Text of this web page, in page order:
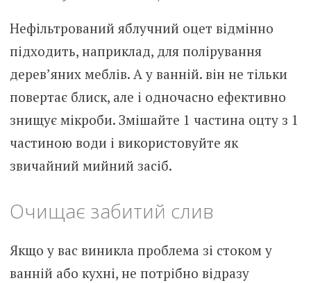
Нефільтрований яблучний оцет відмінно
підходить, наприклад, для полірування
дерев’яних меблів. А у ванній. він не тільки
повертає блиск, але і одночасно ефективно
знищує мікроби. Змішайте 1 частина оцту з 1
частиною води і використовуйте як
звичайний мийний засіб.
Очищає забитий слив
Якщо у вас виникла проблема зі стоком у
ванній або кухні, не потрібно відразу